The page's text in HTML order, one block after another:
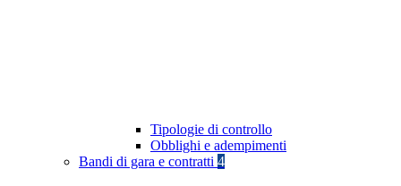
Tipologie di controllo
Obblighi e adempimenti
Bandi di gara e contratti 4